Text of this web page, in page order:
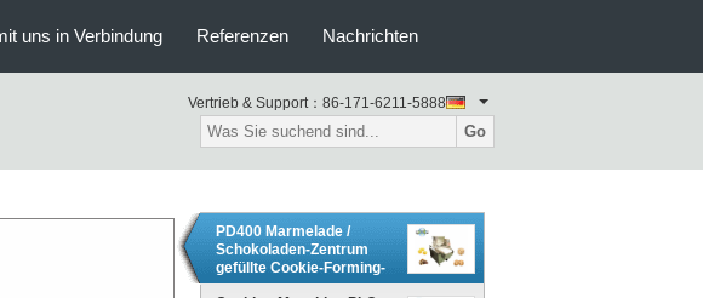
uns in Verbindung Referenzen Nachrichten
Vertrieb & Support： 86-171-6211-5888
Go
PD400 Marmelade /
Schokoladen-Zentrum
gefüllte Cookie-Forming-
Maschine Produktionslinie